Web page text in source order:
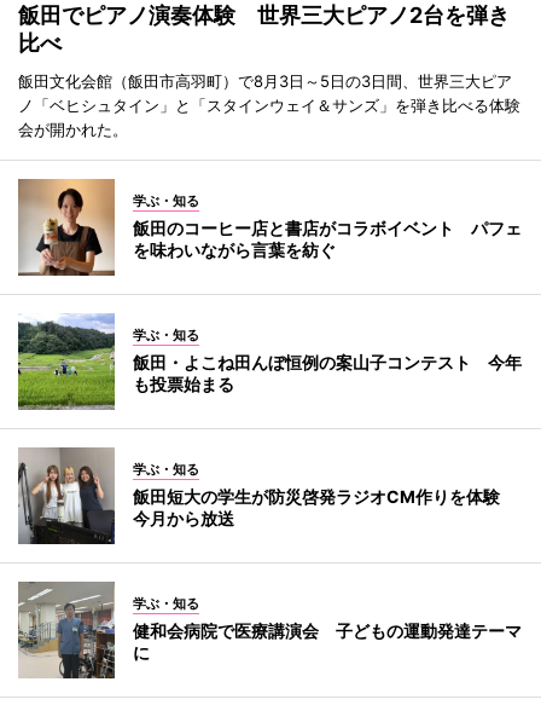
飯田でピアノ演奏体験 世界三大ピアノ2台を弾き
比べ
飯田文化会館（飯田市高羽町）で8月3日～5日の3日間、世界三大ピア
ノ「ベヒシュタイン」と「スタインウェイ＆サンズ」を弾き比べる体験
会が開かれた。
学ぶ・知る
飯田のコーヒー店と書店がコラボイベント パフェ
を味わいながら言葉を紡ぐ
学ぶ・知る
飯田・よこね田んぼ恒例の案山子コンテスト 今年
も投票始まる
学ぶ・知る
飯田短大の学生が防災啓発ラジオCM作りを体験
今月から放送
学ぶ・知る
健和会病院で医療講演会 子どもの運動発達テーマ
に